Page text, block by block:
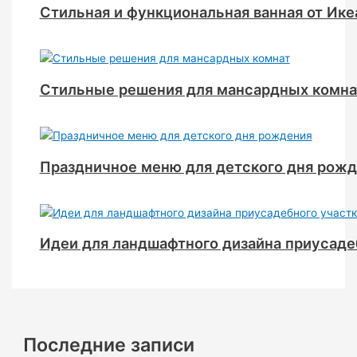
Стильная и функциональная ванная от
Стильные решения для мансардных
Праздничное меню для детского дня
Идеи для ландшафтного дизайна
Последние записи